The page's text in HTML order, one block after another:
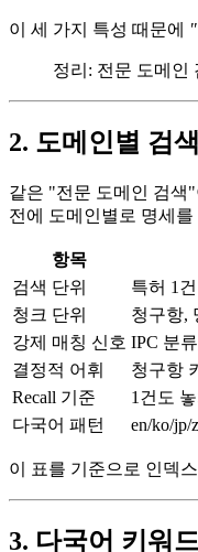
이 세 가지 특성 때문에
정리: 전문 도메인
2. 도메인별 검
같은 "전문 도메인 검색
전에 도메인별로 명세
항목
검색 단위
특허 1
청크 단위
청구항,
강제 매칭 신호 IPC 분
결정적 어휘
청구항
Recall 기준
1건도
다국어 패턴
en/ko/jp/
이 표를 기준으로 인덱
3. 다국어 키워